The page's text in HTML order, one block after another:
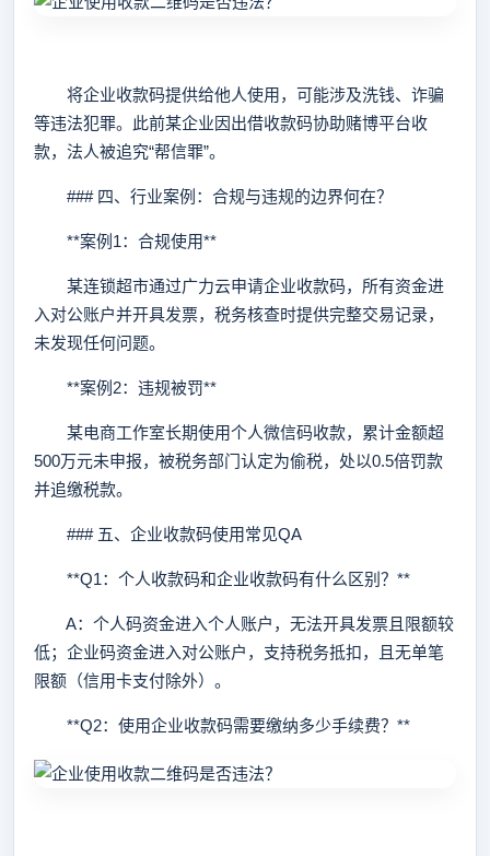
将企业收款码提供给他人使用，可能涉及洗钱、诈骗
等违法犯罪。此前某企业因出借收款码协助赌博平台收
款，法人被追究“帮信罪”。
### 四、行业案例：合规与违规的边界何在？
**案例1：合规使用**
某连锁超市通过广力云申请企业收款码，所有资金进
入对公账户并开具发票，税务核查时提供完整交易记录，
未发现任何问题。
**案例2：违规被罚**
某电商工作室长期使用个人微信码收款，累计金额超
500万元未申报，被税务部门认定为偷税，处以0.5倍罚款
并追缴税款。
### 五、企业收款码使用常见QA
**Q1：个人收款码和企业收款码有什么区别？**
A：个人码资金进入个人账户，无法开具发票且限额较
低；企业码资金进入对公账户，支持税务抵扣，且无单笔
限额（信用卡支付除外）。
**Q2：使用企业收款码需要缴纳多少手续费？**